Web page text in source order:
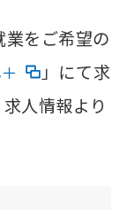
をご希望の
」にて求
人情報より